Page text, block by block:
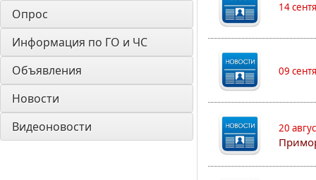
Опрос
Информация по ГО и ЧС
Объявления
Новости
Видеоновости
14
09
20